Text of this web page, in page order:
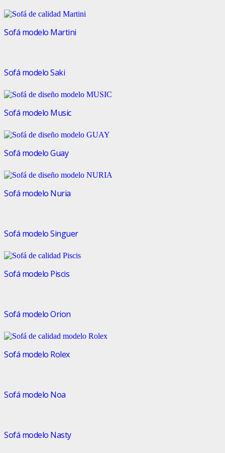
Sofá modelo Martini
Sofá modelo Saki
Sofá modelo Music
Sofá modelo Guay
Sofá modelo Nuria
Sofá modelo Singuer
Sofá modelo Piscis
Sofá modelo Orion
Sofá modelo Rolex
Sofá modelo Noa
Sofá modelo Nasty